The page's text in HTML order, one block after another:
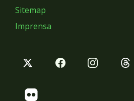
Sitemap
Imprensa